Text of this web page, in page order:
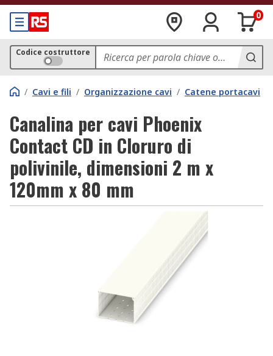
0
Codice costruttore
/ Cavi e fili / Organizzazione cavi / Catene portacavi
Canalina per cavi Phoenix
Contact CD in Cloruro di
polivinile, dimensioni 2 m x
120mm x 80 mm